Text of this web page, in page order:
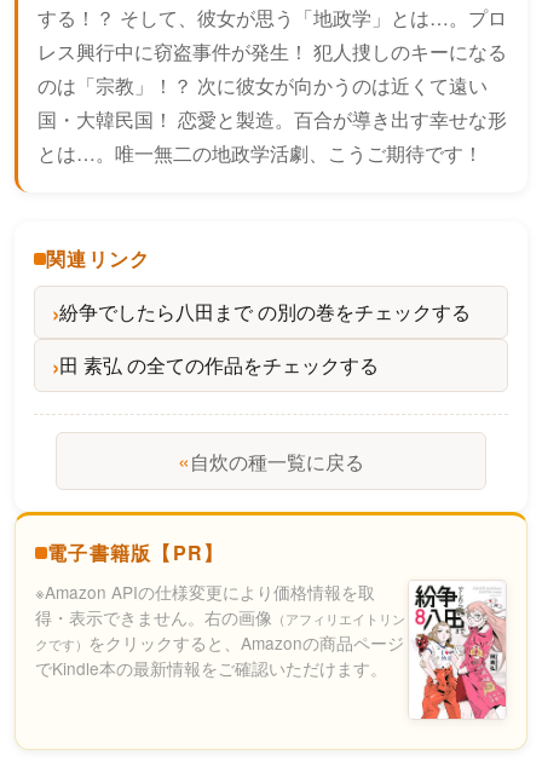
する！？ そして、彼女が思う「地政学」とは…。プロ
レス興行中に窃盗事件が発生！ 犯人捜しのキーになる
のは「宗教」！？ 次に彼女が向かうのは近くて遠い
国・大韓民国！ 恋愛と製造。百合が導き出す幸せな形
とは…。唯一無二の地政学活劇、こうご期待です！
関連リンク
紛争でしたら八田まで の別の巻をチェックする
田 素弘 の全ての作品をチェックする
«自炊の種一覧に戻る
電子書籍版【PR】
※Amazon APIの仕様変更により価格情報を取
得・表示できません。右の画像 （アフィリエイトリン
クです） をクリックすると、Amazonの商品ページ
でKindle本の最新情報をご確認いただけます。